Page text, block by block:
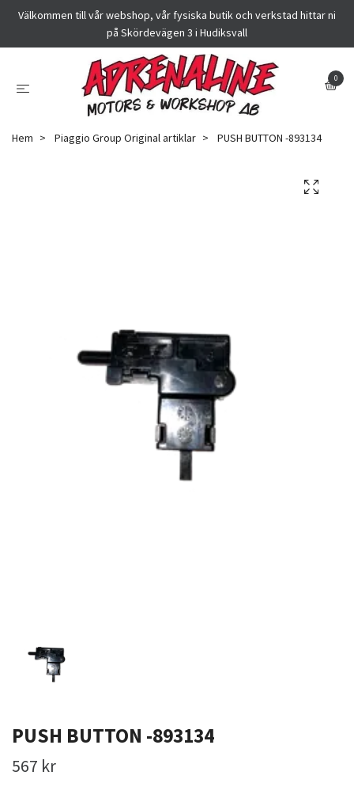
Välkommen till vår webshop, vår fysiska butik och verkstad hittar ni
på Skördevägen 3 i Hudiksvall
0
Hem Piaggio Group Original artiklar PUSH BUTTON -893134
PUSH BUTTON -893134
567 kr